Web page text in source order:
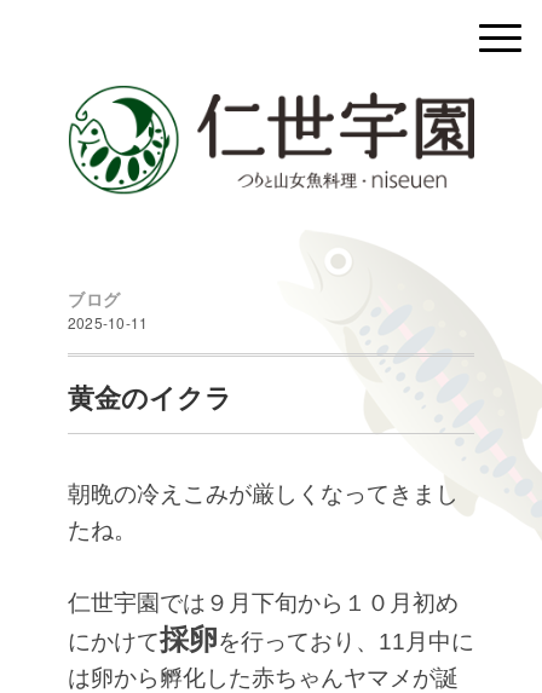
ブログ
2025-10-11
黄金のイクラ
朝晩の冷えこみが厳しく なってきまし
たね。
仁世宇園では９月下旬から１０月初め
にかけて採卵を行っており、11月中に
は卵から孵化した赤ちゃんヤマメが誕